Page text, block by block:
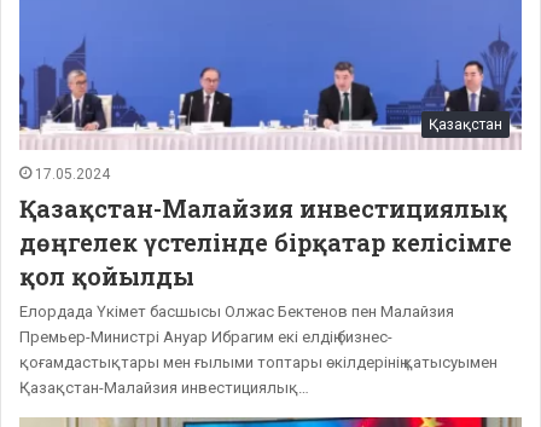
Қазақстан
17.05.2024
Қазақстан-Малайзия инвестициялық
дөңгелек үстелінде бірқатар келісімге
қол қойылды
Елордада Үкімет басшысы Олжас Бектенов пен Малайзия
Премьер-Министрі Ануар Ибрагим екі елдің бизнес-
қоғамдастықтары мен ғылыми топтары өкілдерінің қатысуымен
Қазақстан-Малайзия инвестициялық…